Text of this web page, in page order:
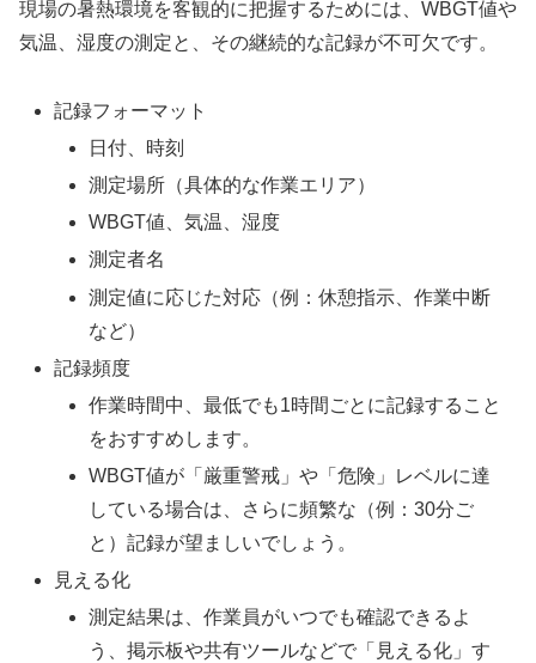
現場の暑熱環境を客観的に把握するためには、WBGT値や
気温、湿度の測定と、その継続的な記録が不可欠です。
記録フォーマット
日付、時刻
測定場所（具体的な作業エリア）
WBGT値、気温、湿度
測定者名
測定値に応じた対応（例：休憩指示、作業中断
など）
記録頻度
作業時間中、最低でも1時間ごとに記録すること
をおすすめします。
WBGT値が「厳重警戒」や「危険」レベルに達
している場合は、さらに頻繁な（例：30分ご
と）記録が望ましいでしょう。
見える化
測定結果は、作業員がいつでも確認できるよ
う、掲示板や共有ツールなどで「見える化」す